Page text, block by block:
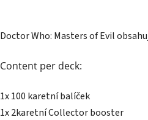
Doctor Who: Masters of Evil
Content per deck:
1x 100 karetní balíček
1x 2karetní Collector booster